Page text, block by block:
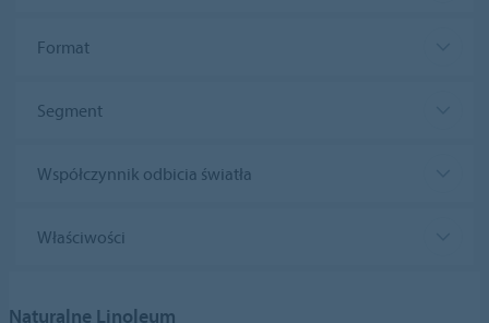
Format
Segment
Współczynnik odbicia światła
Właściwości
Naturalne Linoleum